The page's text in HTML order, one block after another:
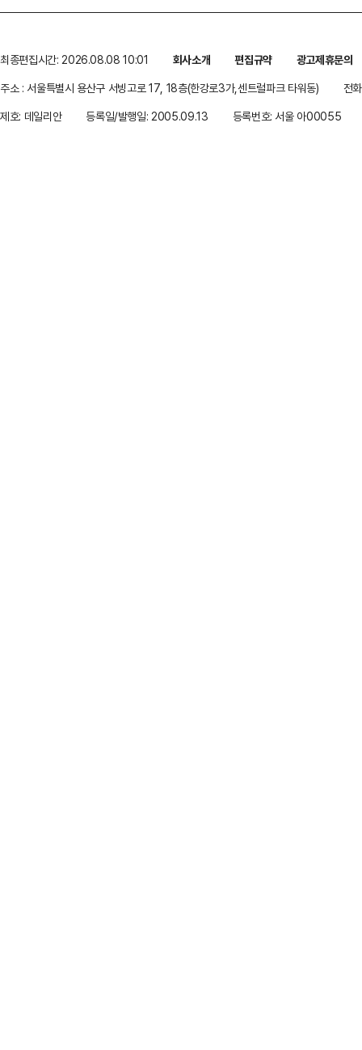
최종편집시간: 2026.08.08 10:01 회사소개 편집규약
광고제휴문의
주소 : 서울특별시 용산구 서빙고로 17, 18층(한강로3가,센트럴파크 타워동)
전
제호: 데일리안
등록일/발행일: 2005.09.13 등록번호: 서울 아00055